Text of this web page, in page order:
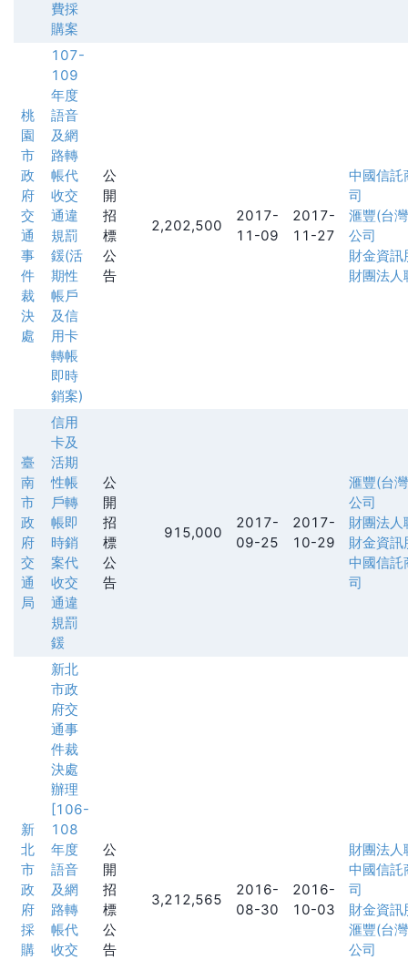
費採
購案
桃
園
市
政
府
交
通
事
件
裁
決
處
107-
109
年度
語音
及網
路轉
帳代
收交
通違
規罰
鍰(活
期性
帳戶
及信
用卡
轉帳
即時
銷案)
公
開
招
標
公
告
2,202,500
2017-
11-09
2017-
11-27
中國信託
司
滙豐(台
公司
財金資訊
財團法人
臺
南
市
政
府
交
通
局
信用
卡及
活期
性帳
戶轉
帳即
時銷
案代
收交
通違
規罰
鍰
公
開
招
標
公
告
915,000
2017-
09-25
2017-
10-29
滙豐(台
公司
財團法人
財金資訊
中國信託
司
新
北
市
政
府
採
購
新北
市政
府交
通事
件裁
決處
辦理
[106-
108
年度
語音
及網
路轉
帳代
收交
公
開
招
標
公
告
3,212,565
2016-
08-30
2016-
10-03
財團法人
中國信託
司
財金資訊
滙豐(台
公司